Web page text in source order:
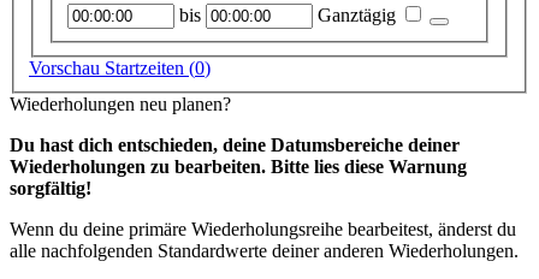
Startzeitpunkt bis Endzeitpunkt Ganztägig
Vorschau Startzeiten (0)
Wiederholungen neu planen?
Du hast dich entschieden, deine Datumsbereiche deiner
Wiederholungen zu bearbeiten. Bitte lies diese Warnung
sorgfältig!
Wenn du deine primäre Wiederholungsreihe bearbeitest, änderst du
alle nachfolgenden Standardwerte deiner anderen Wiederholungen.